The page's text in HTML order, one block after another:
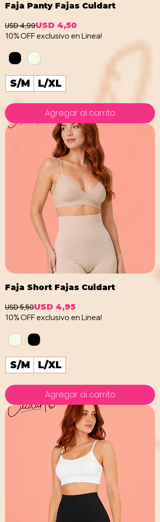
Faja Panty Fajas Cuidart
Precio
USD 4,99
Precio de oferta
USD 4,50
10% OFF exclusivo en Linea!
S/M L/XL
Agregar al carrito
Faja Short Fajas Cuidart
Precio
USD 5,50
Precio de oferta
USD 4,95
10% OFF exclusivo en Linea!
S/M L/XL
Agregar al carrito